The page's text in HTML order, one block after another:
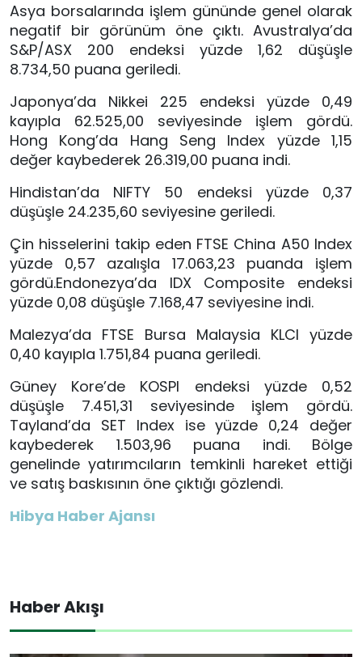
Asya borsalarında işlem gününde genel olarak
negatif bir görünüm öne çıktı. Avustralya’da
S&P/ASX 200 endeksi yüzde 1,62 düşüşle
8.734,50 puana geriledi.
Japonya’da Nikkei 225 endeksi yüzde 0,49
kayıpla 62.525,00 seviyesinde işlem gördü.
Hong Kong’da Hang Seng Index yüzde 1,15
değer kaybederek 26.319,00 puana indi.
Hindistan’da NIFTY 50 endeksi yüzde 0,37
düşüşle 24.235,60 seviyesine geriledi.
Çin hisselerini takip eden FTSE China A50 Index
yüzde 0,57 azalışla 17.063,23 puanda işlem
gördü.Endonezya’da IDX Composite endeksi
yüzde 0,08 düşüşle 7.168,47 seviyesine indi.
Malezya’da FTSE Bursa Malaysia KLCI yüzde
0,40 kayıpla 1.751,84 puana geriledi.
Güney Kore’de KOSPI endeksi yüzde 0,52
düşüşle 7.451,31 seviyesinde işlem gördü.
Tayland’da SET Indexise yüzde 0,24 değer
kaybederek 1.503,96 puana indi. Bölge
genelinde yatırımcıların temkinli hareket ettiği
ve satış baskısının öne çıktığı gözlendi.
Hibya Haber Ajansı
Haber Akışı